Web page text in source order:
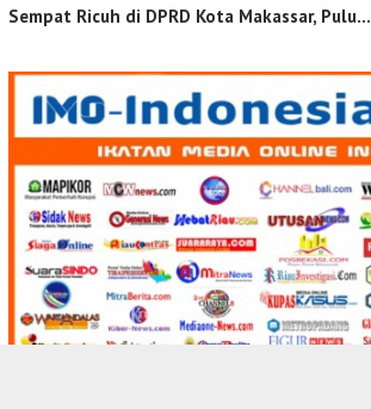
Sempat Ricuh di DPRD Kota Makassar, Pulu…